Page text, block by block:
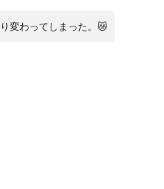
変わってしまった。😿